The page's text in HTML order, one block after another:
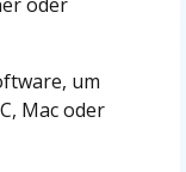
um
Mac oder